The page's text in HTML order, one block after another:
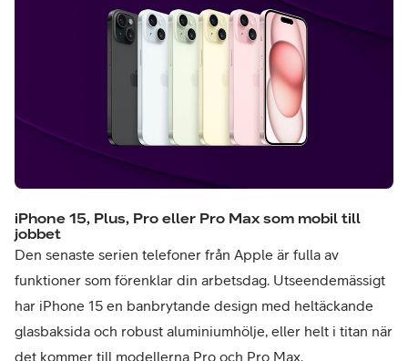
iPhone 15, Plus, Pro eller Pro Max som mobil till
jobbet
Den senaste serien telefoner från Apple är fulla av
funktioner som förenklar din arbetsdag. Utseendemässigt
har iPhone 15 en banbrytande design med heltäckande
glasbaksida och robust aluminiumhölje, eller helt i titan när
det kommer till modellerna Pro och Pro Max.